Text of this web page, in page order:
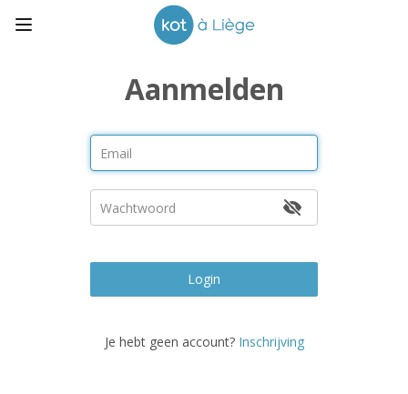
Aanmelden
Login
Je hebt geen account? Inschrijving